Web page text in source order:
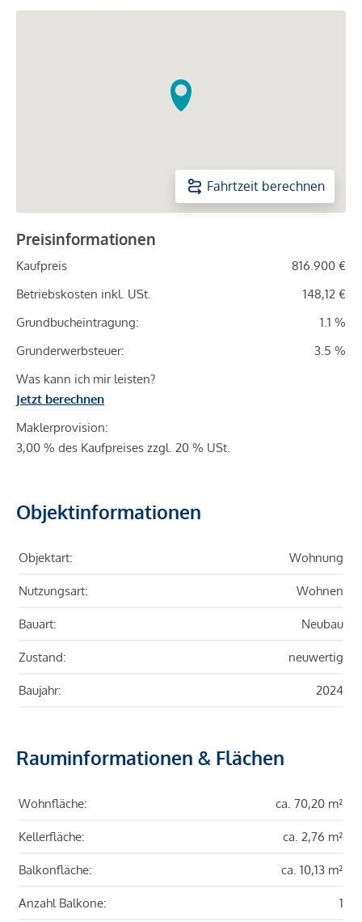
Fahrtzeit berechnen
Preisinformationen
Kaufpreis
816.900 €
Betriebskosten inkl. USt.
148,12 €
Grundbucheintragung:
1.1 %
Grunderwerbsteuer:
3.5 %
Was kann ich mir leisten?
Jetzt berechnen
Maklerprovision:
3,00 % des Kaufpreises zzgl. 20 % USt.
Objektinformationen
Objektart: Wohnung
Nutzungsart: Wohnen
Bauart: Neubau
Zustand: neuwertig
Baujahr: 2024
Rauminformationen & Flächen
Wohnfläche: ca. 70,20 m²
Kellerfläche: ca. 2,76 m²
Balkonfläche: ca. 10,13 m²
Anzahl Balkone: 1